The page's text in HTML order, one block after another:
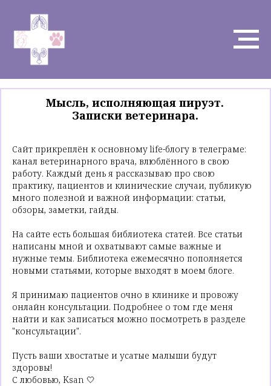
Мысль, исполняющая пируэт.
Записки ветеринара.
Сайт прикреплён к основному life-блогу в телеграме:
канал ветеринарного врача, влюблённого в свою
работу. Каждый день я рассказываю про свою
практику, пациентов и клинические случаи, публикую
много полезной и важной информации: статьи,
обзоры, заметки, гайды.
На сайте есть большая библиотека статей. Все статьи
написаны мной и охватывают самые важные и
нужные темы. Библиотека ежемесячно пополняется
новыми статьями, которые выходят в моем блоге.
Я принимаю пациентов очно в клинике и провожу
онлайн консультации. Подробнее о том где меня
найти и как записаться можно посмотреть в разделе
"консультации".
Пусть ваши хвостатые и усатые малыши будут
здоровы!
С любовью, Ksan 🤍